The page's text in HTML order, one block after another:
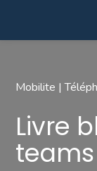
Mobilite |
Livre